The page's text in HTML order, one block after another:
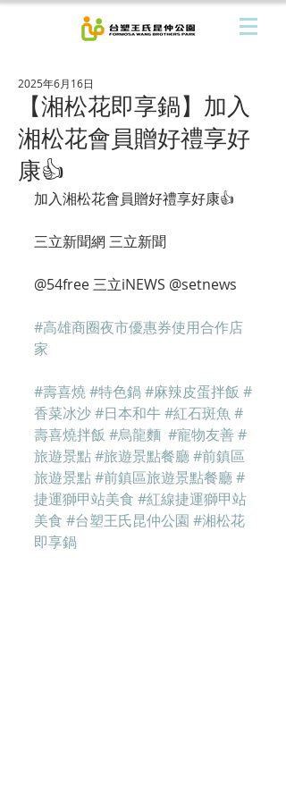
【湘松花即享鍋】加入
湘松花會員贈好禮享好
康👍
2025年6月16日
加入湘松花會員贈好禮享好康👍
三立新聞網 三立新聞
@54free 三立iNEWS @setnews
#高雄商圈夜市優惠券使用合作店
家
#壽喜燒#特色鍋 #麻辣皮蛋拌飯 #
香菜冰沙#日本和牛#紅石斑魚 #
壽喜燒拌飯 #烏龍麵 #寵物友善#
旅遊景點#旅遊景點餐廳#前鎮區
旅遊景點#前鎮區旅遊景點餐廳#
捷運獅甲站美食 #紅線捷運獅甲站
美食 #台塑王氏昆仲公園 #湘松花
即享鍋